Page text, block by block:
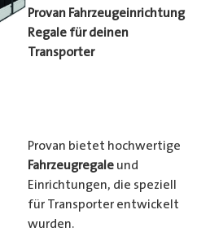
Provan Fahrzeugeinrichtung
Regale für deinen
Transporter
Provan bietet hochwertige
Fahrzeugregale und
Einrichtungen, die speziell
für Transporter entwickelt
wurden.